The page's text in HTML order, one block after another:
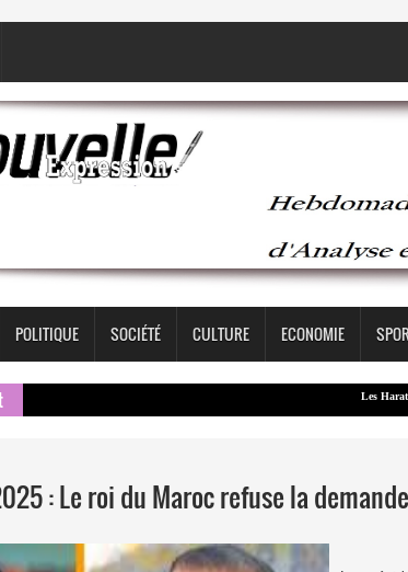
POLITIQUE SOCIÉTÉ CULTURE ECONOMIE
Les Haratines:
: Le roi du Maroc refuse la